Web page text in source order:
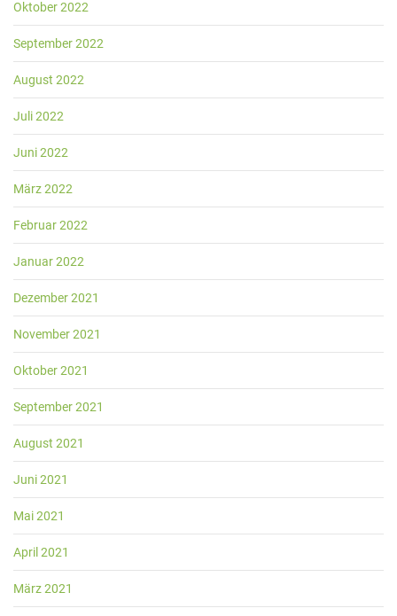
Oktober 2022
September 2022
August 2022
Juli 2022
Juni 2022
März 2022
Februar 2022
Januar 2022
Dezember 2021
November 2021
Oktober 2021
September 2021
August 2021
Juni 2021
Mai 2021
April 2021
März 2021